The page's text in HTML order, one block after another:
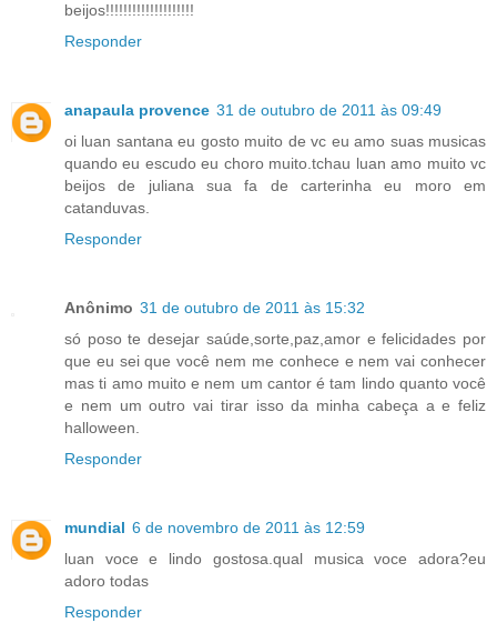
beijos!!!!!!!!!!!!!!!!!!!!
Responder
anapaula provence 31 de outubro de 2011 às 09:49
oi luan santana eu gosto muito de vc eu amo suas musicas
quando eu escudo eu choro muito.tchau luan amo muito vc
beijos de juliana sua fa de carterinha eu moro em
catanduvas.
Responder
Anônimo 31 de outubro de 2011 às 15:32
só poso te desejar saúde,sorte,paz,amor e felicidades por
que eu sei que você nem me conhece e nem vai conhecer
mas ti amo muito e nem um cantor é tam lindo quanto você
e nem um outro vai tirar isso da minha cabeça a e feliz
halloween.
Responder
mundial 6 de novembro de 2011 às 12:59
luan voce e lindo gostosa.qual musica voce adora?eu
adoro todas
Responder